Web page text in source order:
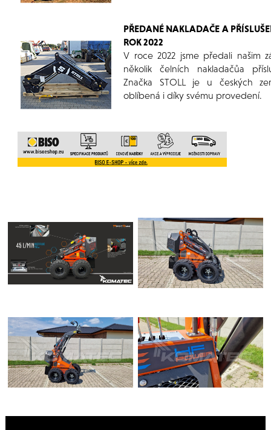
PŘEDANÉ NAKLADAČE A
ROK 2022
V roce 2022 jsme předali našim
několik čelních nakladačůa
Značka STOLL je u českých
oblíbená i díky svému provedení.